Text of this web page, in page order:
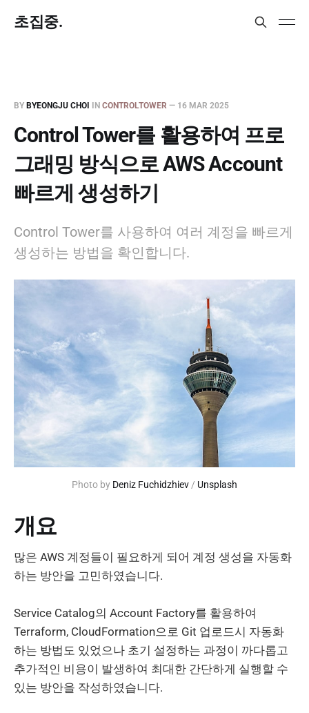
초집중.
BY BYEONGJU CHOI IN CONTROLTOWER — 16 MAR 2025
Control Tower를 활용하여 프로
그래밍 방식으로 AWS Account
빠르게 생성하기
Control Tower를 사용하여 여러 계정을 빠르게
생성하는 방법을 확인합니다.
Photo by Deniz Fuchidzhiev / Unsplash
개요
많은 AWS 계정들이 필요하게 되어 계정 생성을 자동화
하는 방안을 고민하였습니다.
Service Catalog의 Account Factory를 활용하여
Terraform, CloudFormation으로 Git 업로드시 자동화
하는 방법도 있었으나 초기 설정하는 과정이 까다롭고
추가적인 비용이 발생하여 최대한 간단하게 실행할 수
있는 방안을 작성하였습니다.